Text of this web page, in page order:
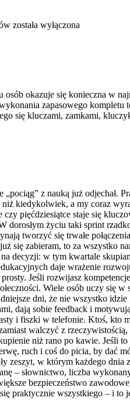
została wyłączona
osób okazuje się konieczna w
zapasowego
się kluczami, zamkami,
„pociąg” z nauką już
kiedykolwiek, a my coraz
pięćdziesiątce staje się
dorosłym życiu taki sprint
tworzyć się trwałe
się zabieram, to za wszystko
decyzji: w tym kwartale
daje wrażenie
Jeśli rozwijasz
Wiele osób uczy się
dni, że nie wszystko
dają sobie feedback i
i fiszki w telefonie. Ktoś, kto
walczyć z
niż rano po kawie. Jeśli
ruch i coś do picia, by dać
zeszyt, w którym każdego dnia
– słownictwo, liczba
bezpieczeństwo
praktycznie wszystkiego – i